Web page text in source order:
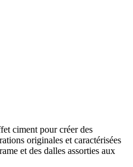
ciment pour créer des
originales et caractérisées
et des dalles assorties aux